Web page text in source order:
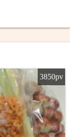
3850pv